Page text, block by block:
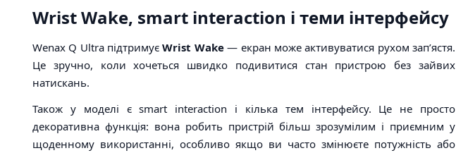
Wrist Wake, smart interaction і теми інтерфейсу
Wenax Q Ultra підтримуєWrist Wake— екран може активуватися рухом зап’ястя.
Це зручно, коли хочеться швидко подивитися стан пристрою без зайвих
натискань.
Також у моделі є smart interaction і кілька тем інтерфейсу. Це не просто
декоративна функція: вона робить пристрій більш зрозумілим і приємним у
щоденному використанні, особливо якщо ви часто змінюєте потужність або